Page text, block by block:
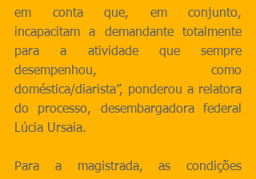
em conta que, em conjunto,
incapacitam a demandante totalmente
para a atividade que sempre
desempenhou, como
doméstica/diarista”, ponderou a relatora
do processo, desembargadora federal
Lúcia Ursaia.
Para a magistrada, as condições